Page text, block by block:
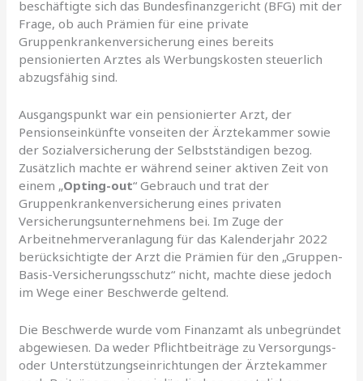
beschäftigte sich das Bundesfinanzgericht (BFG) mit der
Frage, ob auch Prämien für eine private
Gruppenkrankenversicherung eines bereits
pensionierten Arztes als Werbungskosten steuerlich
abzugsfähig sind.
Ausgangspunkt war ein pensionierter Arzt, der
Pensionseinkünfte vonseiten der Ärztekammer sowie
der Sozialversicherung der Selbstständigen bezog.
Zusätzlich machte er während seiner aktiven Zeit von
einem „Opting-out“ Gebrauch und trat der
Gruppenkrankenversicherung eines privaten
Versicherungsunternehmens bei. Im Zuge der
Arbeitnehmerveranlagung für das Kalenderjahr 2022
berücksichtigte der Arzt die Prämien für den „Gruppen-
Basis-Versicherungsschutz“ nicht, machte diese jedoch
im Wege einer Beschwerde geltend.
Die Beschwerde wurde vom Finanzamt als unbegründet
abgewiesen. Da weder Pflichtbeiträge zu Versorgungs-
oder Unterstützungseinrichtungen der Ärztekammer